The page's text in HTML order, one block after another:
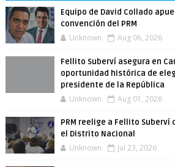
Equipo de David Collado
convención del PRM
Unknown Aug 06, 2026
Fellito Suberví asegura en
oportunidad histórica de
presidente de la República
Unknown Aug 01, 2026
PRM reelige a Fellito
el Distrito Nacional
Unknown Jul 23, 2026